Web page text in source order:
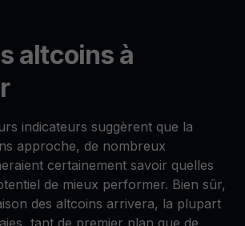
altcoins à
indicateurs suggèrent que la
approche, de nombreux
certainement savoir quelles
de mieux performer. Bien sûr,
des altcoins arrivera, la plupart